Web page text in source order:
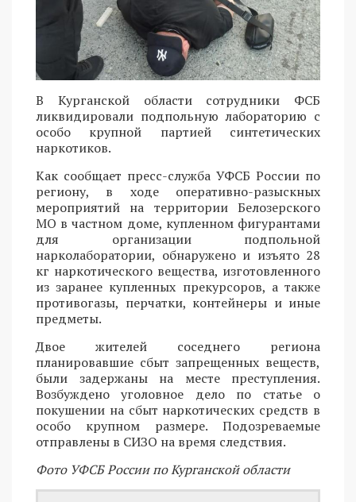
В Курганской области сотрудники ФСБ
ликвидировали подпольную лабораторию с
особо крупной партией синтетических
наркотиков.
Как сообщает пресс-служба УФСБ России по
региону, в ходе оперативно-разыскных
мероприятий на территории Белозерского
МО в частном доме, купленном фигурантами
для организации подпольной
нарколаборатории, обнаружено и изъято 28
кг наркотического вещества, изготовленного
из заранее купленных прекурсоров, а также
противогазы, перчатки, контейнеры и иные
предметы.
Двое жителей соседнего региона
планировавшие сбыт запрещенных веществ,
были задержаны на месте преступления.
Возбуждено уголовное дело по статье о
покушении на сбыт наркотических средств в
особо крупном размере. Подозреваемые
отправлены в СИЗО на время следствия.
Фото УФСБ России по Курганской области